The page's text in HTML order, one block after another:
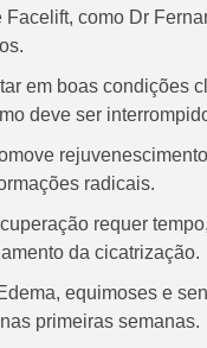
como Dr
em boas condições
deve ser
radicais.
requer
da cicatrização.
equimoses e
primeiras semanas.